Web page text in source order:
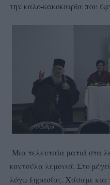
την καλο-κακοκαιρία που
Μια τελευταία ματιά στα
κοντούλα λεμονιά. Στο
λόγω ξηρασίας. Χάσαμε και